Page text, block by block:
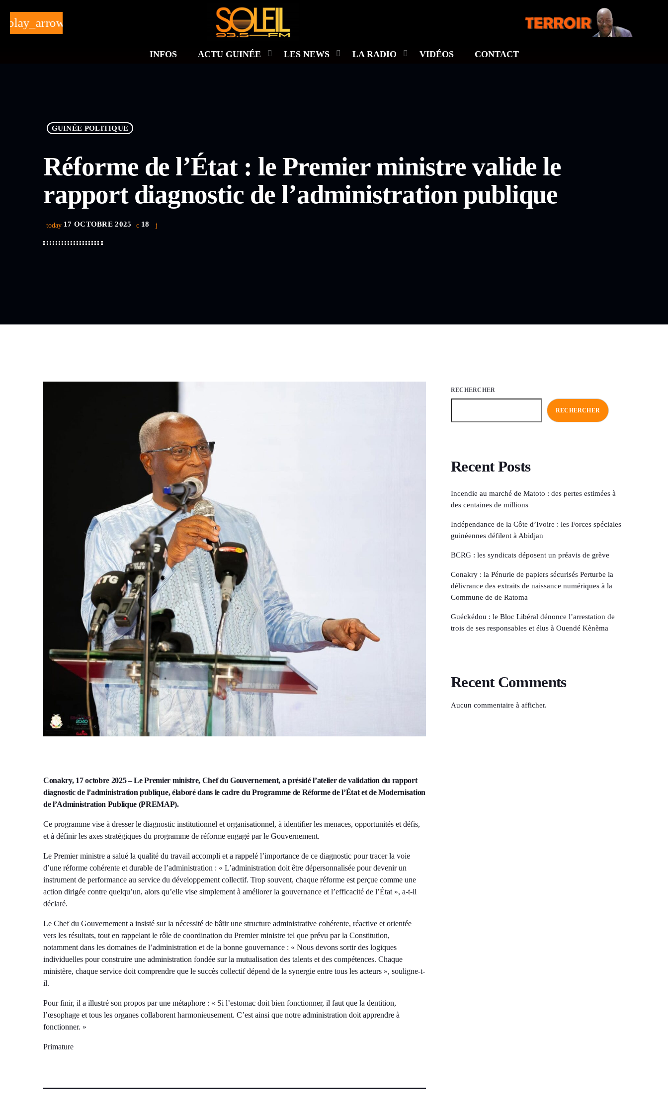
play_arrow
INFOS ACTU GUINÉE LES NEWS LA RADIO VIDÉOS CONTACT
GUINÉE POLITIQUE
Réforme de l’État : le Premier ministre valide le
rapport diagnostic de l’administration publique
today 17 OCTOBRE 2025 18
Conakry, 17 octobre 2025 – Le Premier ministre, Chef du Gouvernement, a présidé l’atelier de validation du rapport
diagnostic de l’administration publique, élaboré dans le cadre du Programme de Réforme de l’État et de Modernisation
de l’Administration Publique (PREMAP).
Ce programme vise à dresser le diagnostic institutionnel et organisationnel, à identifier les menaces, opportunités et défis,
et à définir les axes stratégiques du programme de réforme engagé par le Gouvernement.
Le Premier ministre a salué la qualité du travail accompli et a rappelé l’importance de ce diagnostic pour tracer la voie
d’une réforme cohérente et durable de l’administration : « L’administration doit être dépersonnalisée pour devenir un
instrument de performance au service du développement collectif. Trop souvent, chaque réforme est perçue comme une
action dirigée contre quelqu’un, alors qu’elle vise simplement à améliorer la gouvernance et l’efficacité de l’État », a-t-il
déclaré.
Le Chef du Gouvernement a insisté sur la nécessité de bâtir une structure administrative cohérente, réactive et orientée
vers les résultats, tout en rappelant le rôle de coordination du Premier ministre tel que prévu par la Constitution,
notamment dans les domaines de l’administration et de la bonne gouvernance : « Nous devons sortir des logiques
individuelles pour construire une administration fondée sur la mutualisation des talents et des compétences. Chaque
ministère, chaque service doit comprendre que le succès collectif dépend de la synergie entre tous les acteurs », souligne-t-
il.
Pour finir, il a illustré son propos par une métaphore : « Si l’estomac doit bien fonctionner, il faut que la dentition,
l’œsophage et tous les organes collaborent harmonieusement. C’est ainsi que notre administration doit apprendre à
fonctionner. »
Primature
RECHERCHER
RECHERCHER
Recent Posts
Incendie au marché de Matoto : des pertes estimées à
des centaines de millions
Indépendance de la Côte d’Ivoire : les Forces spéciales
guinéennes défilent à Abidjan
BCRG : les syndicats déposent un préavis de grève
Conakry : la Pénurie de papiers sécurisés Perturbe la
délivrance des extraits de naissance numériques à la
Commune de de Ratoma
Guéckédou : le Bloc Libéral dénonce l’arrestation de
trois de ses responsables et élus à Ouendé Kènèma
Recent Comments
Aucun commentaire à afficher.